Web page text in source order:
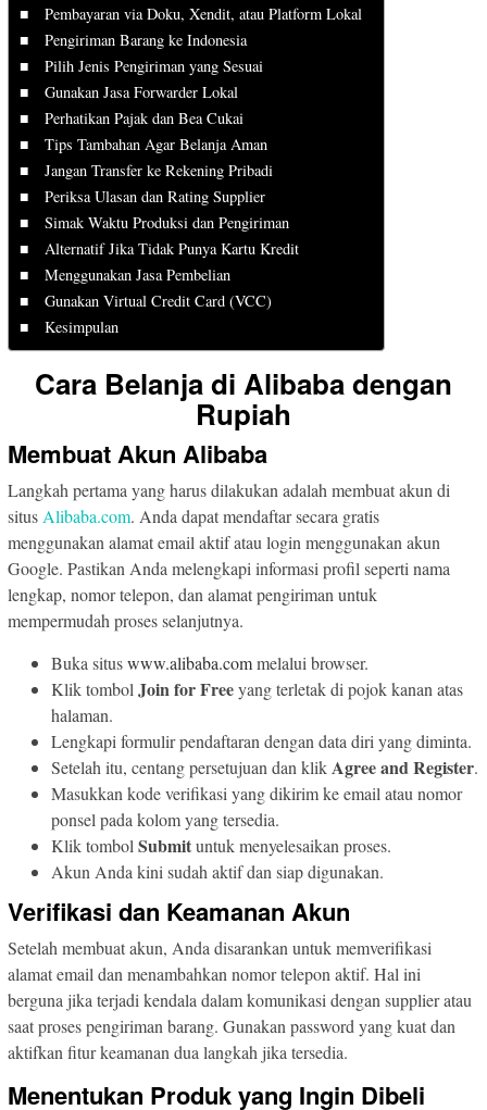
Pembayaran via Doku, Xendit, atau Platform Lokal
Pengiriman Barang ke Indonesia
Pilih Jenis Pengiriman yang Sesuai
Gunakan Jasa Forwarder Lokal
Perhatikan Pajak dan Bea Cukai
Tips Tambahan Agar Belanja Aman
Jangan Transfer ke Rekening Pribadi
Periksa Ulasan dan Rating Supplier
Simak Waktu Produksi dan Pengiriman
Alternatif Jika Tidak Punya Kartu Kredit
Menggunakan Jasa Pembelian
Gunakan Virtual Credit Card (VCC)
Kesimpulan
Cara Belanja di Alibaba dengan
Rupiah
Membuat Akun Alibaba
Langkah pertama yang harus dilakukan adalah membuat akun di
situs Alibaba.com. Anda dapat mendaftar secara gratis
menggunakan alamat email aktif atau login menggunakan akun
Google. Pastikan Anda melengkapi informasi profil seperti nama
lengkap, nomor telepon, dan alamat pengiriman untuk
mempermudah proses selanjutnya.
Buka situswww.alibaba.commelalui browser.
Klik tombol Join for Freeyang terletak di pojok kanan atas
halaman.
Lengkapi formulir pendaftaran dengan data diri yang diminta.
Setelah itu, centang persetujuan dan klikAgree and Register.
Masukkan kode verifikasi yang dikirim ke email atau nomor
ponsel pada kolom yang tersedia.
Klik tombol Submituntuk menyelesaikan proses.
Akun Anda kini sudah aktif dan siap digunakan.
Verifikasi dan Keamanan Akun
Setelah membuat akun, Anda disarankan untuk memverifikasi
alamat email dan menambahkan nomor telepon aktif. Hal ini
berguna jika terjadi kendala dalam komunikasi dengan supplier atau
saat proses pengiriman barang. Gunakan password yang kuat dan
aktifkan fitur keamanan dua langkah jika tersedia.
Menentukan Produk yang Ingin Dibeli